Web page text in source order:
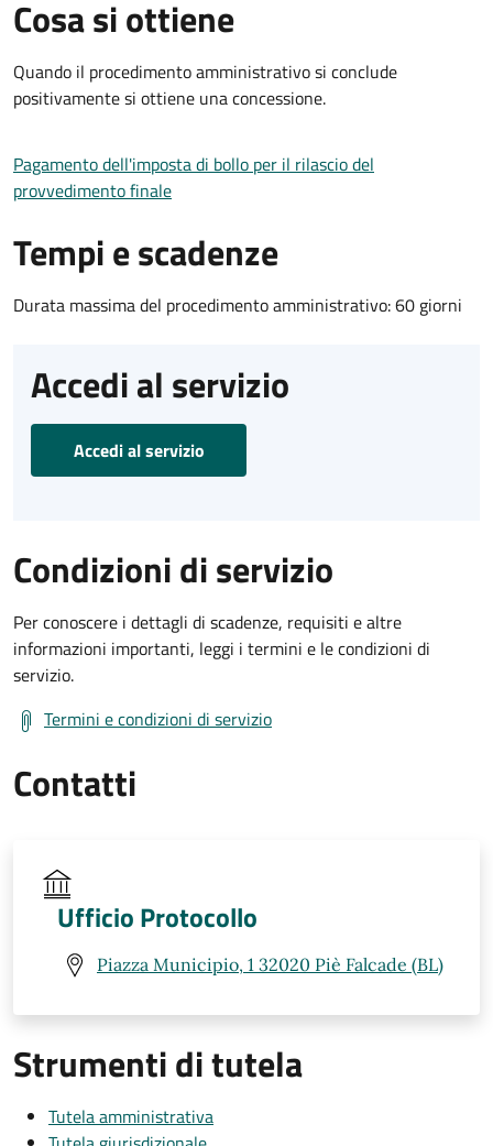
Cosa si ottiene
Quando il procedimento amministrativo si conclude
positivamente si ottiene una concessione.
Pagamento dell'imposta di bollo per il rilascio del
provvedimento finale
Tempi e scadenze
Durata massima del procedimento amministrativo: 60 giorni
Accedi al servizio
Accedi al servizio
Condizioni di servizio
Per conoscere i dettagli di scadenze, requisiti e altre
informazioni importanti, leggi i termini e le condizioni di
servizio.
Termini e condizioni di servizio
Contatti
Ufficio Protocollo
Piazza Municipio, 1 32020 Piè Falcade (BL)
Strumenti di tutela
Tutela amministrativa